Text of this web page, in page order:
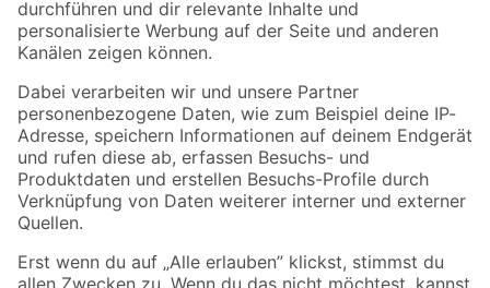
Folge uns
Zahlungsarten Versandarten
Sicher einkaufen